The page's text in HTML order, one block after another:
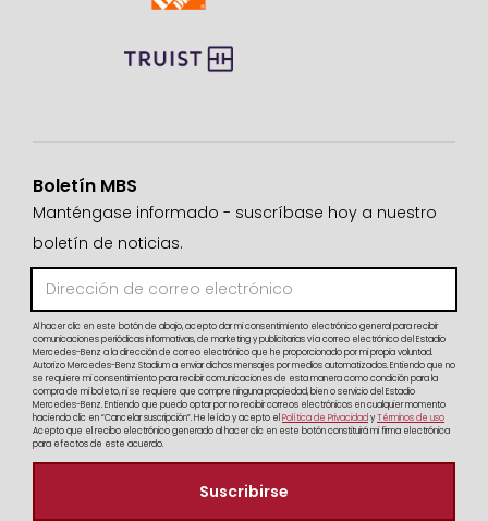
Boletín MBS
Manténgase informado - suscríbase hoy a nuestro
boletín de noticias.
Al hacer clic en este botón de abajo, acepto dar mi consentimiento electrónico general para recibir
comunicaciones periódicas informativas, de marketing y publicitarias vía correo electrónico del Estadio
Mercedes-Benz a la dirección de correo electrónico que he proporcionado por mi propia voluntad.
Autorizo Mercedes-Benz Stadium a enviar dichos mensajes por medios automatizados. Entiendo que no
se requiere mi consentimiento para recibir comunicaciones de esta manera como condición para la
compra de mi boleto, ni se requiere que compre ninguna propiedad, bien o servicio del Estadio
Mercedes-Benz. Entiendo que puedo optar por no recibir correos electrónicos en cualquier momento
haciendo clic en “Cancelar suscripción”. He leído y acepto el Política de PrivacidadyTérminos de uso
Acepto que el recibo electrónico generado al hacer clic en este botón constituirá mi firma electrónica
para efectos de este acuerdo.